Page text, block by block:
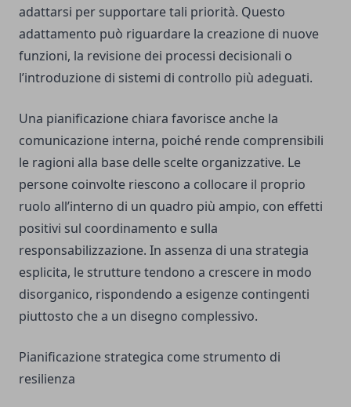
adattarsi per supportare tali priorità. Questo
adattamento può riguardare la creazione di nuove
funzioni, la revisione dei processi decisionali o
l’introduzione di sistemi di controllo più adeguati.
Una pianificazione chiara favorisce anche la
comunicazione interna, poiché rende comprensibili
le ragioni alla base delle scelte organizzative. Le
persone coinvolte riescono a collocare il proprio
ruolo all’interno di un quadro più ampio, con effetti
positivi sul coordinamento e sulla
responsabilizzazione. In assenza di una strategia
esplicita, le strutture tendono a crescere in modo
disorganico, rispondendo a esigenze contingenti
piuttosto che a un disegno complessivo.
Pianificazione strategica come strumento di
resilienza